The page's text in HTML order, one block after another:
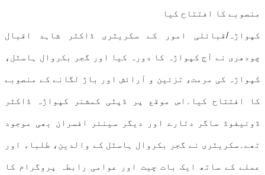
منصوبے کا افتتاح کیا
کپواڑہ/قبائلی امور کے سکریٹری ڈاکٹر شاہد اقبال
چودھری نے آج کپواڑہ کا دورہ کیا اور گجر بکروال ہاسٹل،
کپواڑہ کی مرمت، تزئین و آرائش اور باڑ لگانے کے منصوبے
کا افتتاح کیا۔اس موقع پر ڈپٹی کمشنر کپواڑہ ڈاکٹر
ڈوئیفوڈ ساگر دتارے اور دیگر سینئر افسران بھی موجود
تھے۔سکریٹری نے گجر بکروال ہاسٹل کے والدین، طلباء اور
عملے کے ساتھ ایک بات چیت اور عوامی رابطہ پروگرام کا